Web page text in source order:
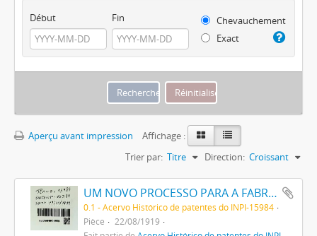
Début Fin
Chevauchement
Exact
Aperçu avant impression
Affichage :
Trier par: Titre Direction: Croissant
UM NOVO PROCESSO PARA A FABRICAÇÃO DE TINTAS EM PÓ POR MEIO DA PRECIPITAÇÃO E FIXAÇÃO DE TINTAS ANILINAS SOBRE CORPOS MINERAES
0.1 - Acervo Histórico de patentes do INPI-15984
Pièce
22/08/1919